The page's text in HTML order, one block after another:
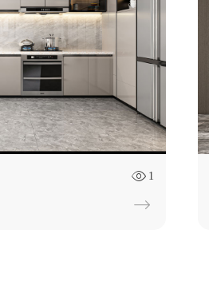
 1
